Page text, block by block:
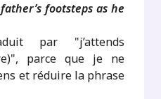
footsteps as he
par "j’attends
parce que je ne
et réduire la phrase